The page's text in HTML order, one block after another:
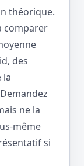
théorique.
comparer
des
la
ne la
même
si